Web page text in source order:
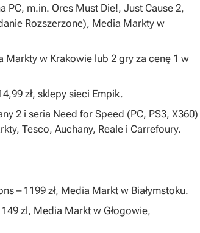
PC, m.in. Orcs Must Die!, Just Cause 2,
Rozszerzone), Media Markty w
Markty w Krakowie lub 2 gry za cenę 1 w
zł, sklepy sieci Empik.
2 i seria Need for Speed (PC, PS3, X360)
Tesco, Auchany, Reale i Carrefoury.
– 1199 zł, Media Markt w Białymstoku.
zl, Media Markt w Głogowie,